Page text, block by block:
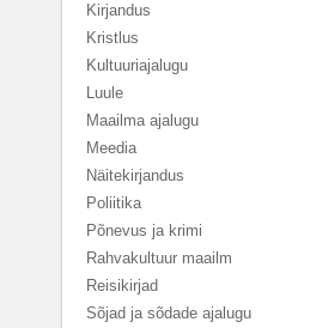
Kirjandus
Kristlus
Kultuuriajalugu
Luule
Maailma ajalugu
Meedia
Näitekirjandus
Poliitika
Põnevus ja krimi
Rahvakultuur maailm
Reisikirjad
Sõjad ja sõdade ajalugu